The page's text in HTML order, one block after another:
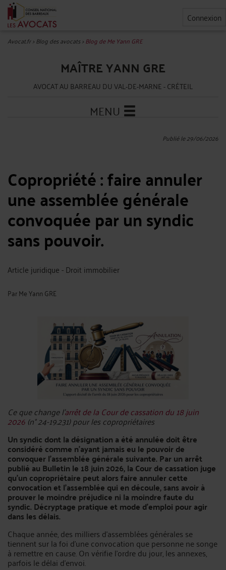
Connexion
Avocat.fr>Blog des avocats>Blog de Me Yann GRE
MAÎTRE YANN GRE
AVOCAT AU BARREAU DU VAL-DE-MARNE - CRÉTEIL
MENU
Publié le 29/06/2026
Copropriété : faire annuler
une assemblée générale
convoquée par un syndic
sans pouvoir.
Article juridique - Droit immobilier
ParMe Yann GRE
Ce que change l’arrêt de la Cour de cassation du 18 juin
2026 (n° 24-19.231) pour les copropriétaires
Un syndic dont la désignation a été annulée doit être
considéré comme n'ayant jamais eu le pouvoir de
convoquer l’assemblée générale suivante. Par un arrêt
publié au Bulletin le 18 juin 2026, la Cour de cassation juge
qu’un copropriétaire peut alors faire annuler cette
convocation et l’assemblée qui en découle, sans avoir à
prouver le moindre préjudice ni la moindre faute du
syndic. Décryptage pratique et mode d’emploi pour agir
dans les délais.
Chaque année, des milliers d’assemblées générales se
tiennent sur la foi d’une convocation que personne ne songe
à remettre en cause. On vérifie l’ordre du jour, les annexes,
parfois le délai d’envoi.